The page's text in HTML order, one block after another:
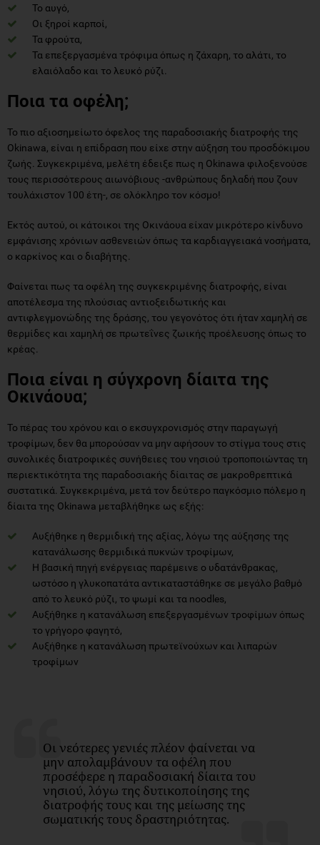
Το αυγό,
Οι ξηροί καρποί,
Τα φρούτα,
Τα επεξεργασμένα τρόφιμα όπως η ζάχαρη, το αλάτι, το
ελαιόλαδο και το λευκό ρύζι.
Ποια τα οφέλη;
Το πιο αξιοσημείωτο όφελος της παραδοσιακής διατροφής της
Okinawa, είναι η επίδραση που είχε στην αύξηση του προσδόκιμου
ζωής. Συγκεκριμένα, μελέτη έδειξε πως η Okinawa φιλοξενούσε
τους περισσότερους αιωνόβιους -ανθρώπους δηλαδή που ζουν
τουλάχιστον 100 έτη-, σε ολόκληρο τον κόσμο!
Εκτός αυτού, οι κάτοικοι της Οκινάουα είχαν μικρότερο κίνδυνο
εμφάνισης χρόνιων ασθενειών όπως τα καρδιαγγειακά νοσήματα,
ο καρκίνος και ο διαβήτης.
Φαίνεται πως τα οφέλη της συγκεκριμένης διατροφής, είναι
αποτέλεσμα της πλούσιας αντιοξειδωτικής και
αντιφλεγμονώδης της δράσης, του γεγονότος ότι ήταν χαμηλή σε
θερμίδες και χαμηλή σε πρωτεΐνες ζωικής προέλευσης όπως το
κρέας.
Ποια είναι η σύγχρονη δίαιτα της
Οκινάουα;
Το πέρας του χρόνου και ο εκσυγχρονισμός στην παραγωγή
τροφίμων, δεν θα μπορούσαν να μην αφήσουν το στίγμα τους στις
συνολικές διατροφικές συνήθειες του νησιού τροποποιώντας τη
περιεκτικότητα της παραδοσιακής δίαιτας σε μακροθρεπτικά
συστατικά. Συγκεκριμένα, μετά τον δεύτερο παγκόσμιο πόλεμο η
δίαιτα της Okinawa μεταβλήθηκε ως εξής:
Αυξήθηκε η θερμιδική της αξίας, λόγω της αύξησης της
κατανάλωσης θερμιδικά πυκνών τροφίμων,
Η βασική πηγή ενέργειας παρέμεινε ο υδατάνθρακας,
ωστόσο η γλυκοπατάτα αντικαταστάθηκε σε μεγάλο βαθμό
από το λευκό ρύζι, το ψωμί και τα noodles,
Αυξήθηκε η κατανάλωση επεξεργασμένων τροφίμων όπως
το γρήγορο φαγητό,
Αυξήθηκε η κατανάλωση πρωτεϊνούχων και λιπαρών
τροφίμων
Οι νεότερες γενιές πλέον φαίνεται να
μην απολαμβάνουν τα οφέλη που
προσέφερε η παραδοσιακή δίαιτα του
νησιού, λόγω της δυτικοποίησης της
διατροφής τους και της μείωσης της
σωματικής τους δραστηριότητας.